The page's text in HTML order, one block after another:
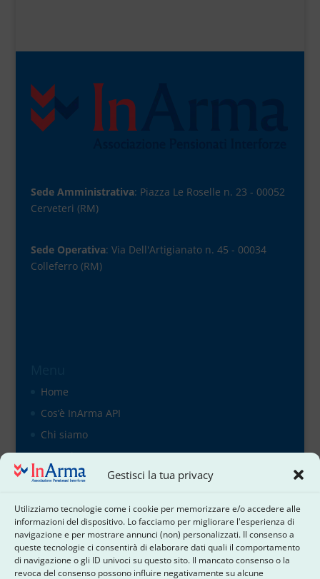
Gestisci la tua privacy
Utilizziamo tecnologie come i cookie per memorizzare e/o accedere alle
informazioni del dispositivo. Lo facciamo per migliorare l'esperienza di
navigazione e per mostrare annunci (non) personalizzati. Il consenso a
queste tecnologie ci consentirà di elaborare dati quali il comportamento
di navigazione o gli ID univoci su questo sito. Il mancato consenso o la
revoca del consenso possono influire negativamente su alcune
Sede Amministrativa: Piazza Le Roselle n. 23 - 00052
Cerveteri (RM)
Sede Operativa: Via Dell'Artigianato n. 45 - 00034
Colleferro (RM)
Home
Cos’è InArma API
Chi siamo
Organigramma
il direttivo
Cookie Policy
Dichiarazione sulla Privacy
Termini e condizioni